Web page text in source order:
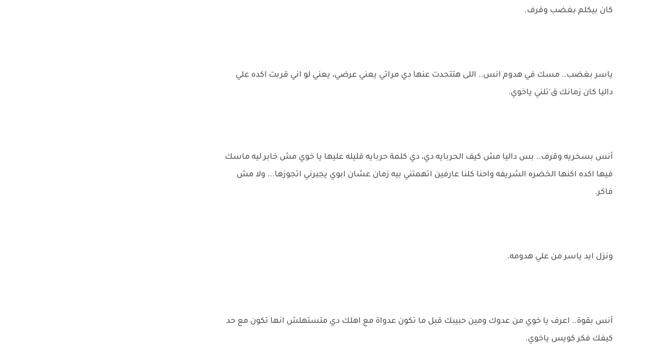
كان بيكلم بغضب وقرف.
ياسر بغضب.. مسك في هدوم انس.. اللى هتتحدت عنها دي مراتي يعني عرضي، يعني لو اني قربت اكده علي
داليا كان زمانك ق'تلني ياخوي.
أنس بسخريه وقرف.. بس داليا مش كيف الحربايه دي، دي كلمة حربايه قليله عليها يا خوي مش خابر ليه ماسك
فيها اكده اكنها الخضره الشريفه واحنا كلنا عارفين اتهمتني بيه زمان عشان ابوي يجبرني اتجوزها... ولا مش
فاكر.
ونزل ايد ياسر من علي هدومه.
أنس بقوة.. اعرف يا خوي من عدوك ومين حبيبك قبل ما تكون عدواة مع اهلك دي متستهلش انها تكون مع حد
كيفك فكر كويس ياخوي.